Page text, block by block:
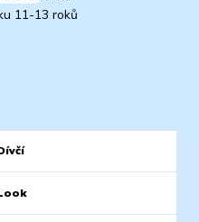
11-13 roků